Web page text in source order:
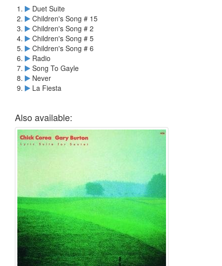
Duet Suite
Children's Song # 15
Children's Song # 2
Children's Song # 5
Children's Song # 6
Radio
Song To Gayle
Never
La Fiesta
Also available: